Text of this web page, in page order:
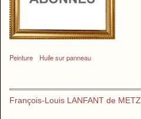
Peinture Huile sur panneau
François-Louis LANFANT de METZ